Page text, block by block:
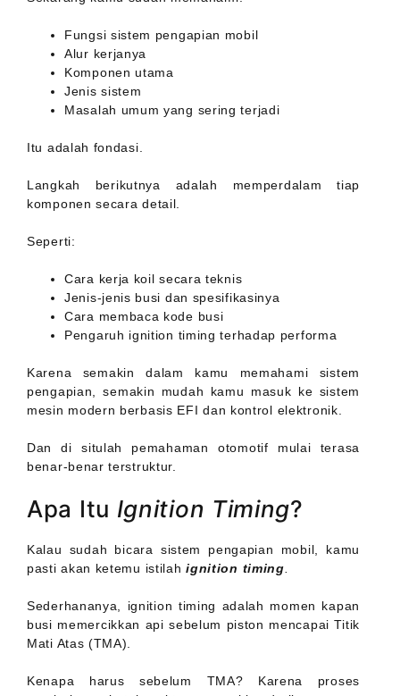
Fungsi sistem pengapian mobil
Alur kerjanya
Komponen utama
Jenis sistem
Masalah umum yang sering terjadi
Itu adalah fondasi.
Langkah berikutnya adalah memperdalam tiap
komponen secara detail.
Seperti:
Cara kerja koil secara teknis
Jenis-jenis busi dan spesifikasinya
Cara membaca kode busi
Pengaruh ignition timing terhadap performa
Karena semakin dalam kamu memahami sistem
pengapian, semakin mudah kamu masuk ke sistem
mesin modern berbasis EFI dan kontrol elektronik.
Dan di situlah pemahaman otomotif mulai terasa
benar-benar terstruktur.
Apa Itu Ignition Timing?
Kalau sudah bicara sistem pengapian mobil, kamu
pasti akan ketemu istilahignition timing.
Sederhananya, ignition timing adalah momen kapan
busi memercikkan api sebelum piston mencapai Titik
Mati Atas (TMA).
Kenapa harus sebelum TMA? Karena proses